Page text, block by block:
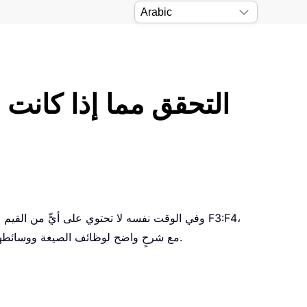
كما هو موضح في لقطة الشاشة أدناه. سيوفّر لك هذا البرنامج التعليمي صيغةً تُمكّنك من تنفيذ هذه المهمة بسرعة في Excel، مع شرحٍ واضح لوظائف الصيغة ووسائطها.